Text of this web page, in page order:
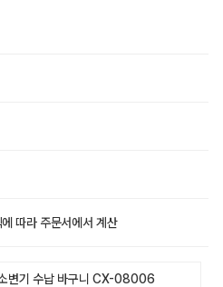
따라 주문서에서 계산
변기 수납 바구니 CX-08006